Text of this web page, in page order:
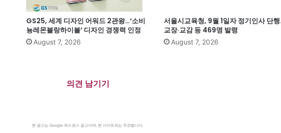
GS25, 세계 디자인 어워드 2관왕…‘소비
뇽레몬블랑하이볼’ 디자인 경쟁력 인정
August 7, 2026
서울시교육청, 9월 1일자 정기인사 단
교장·교감 등 469명 발령
August 7, 2026
의견 남기기
본 광고는 Google 애드센스 광고이며, 본 사이트와는 무관합니다.